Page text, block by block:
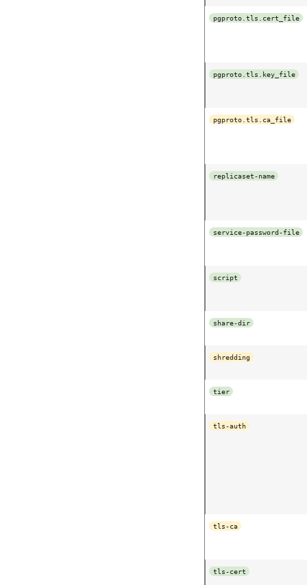
pgproto.tls.cert_file
pgproto.tls.key_file
pgproto.tls.ca_file
replicaset-name
service-password-file
script
share-dir
shredding
tier
tls-auth
tls-ca
tls-cert